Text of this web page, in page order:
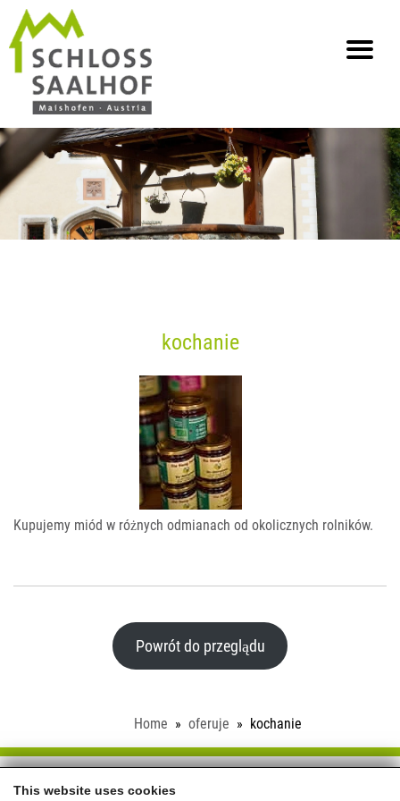
This website uses cookies
info@saalhof.at
Strona główna Kontakt Ochrona danych osobowych
kochanie
Kupujemy miód w różnych odmianach od okolicznych rolników.
Powrót do przeglądu
Home oferuje kochanie